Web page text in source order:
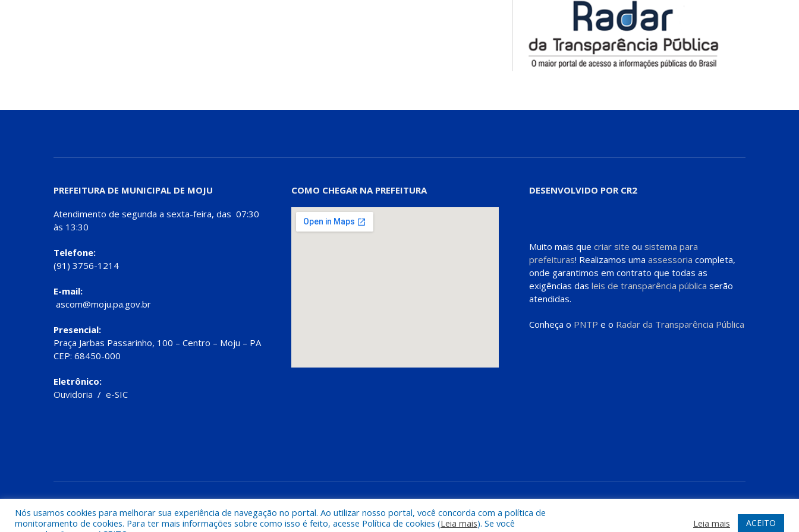
PREFEITURA DE MUNICIPAL DE MOJU
Atendimento de segunda a sexta-feira, das 07:30
às 13:30
Telefone:
(91) 3756-1214
E-mail:
ascom@moju.pa.gov.br
Presencial:
Praça Jarbas Passarinho, 100 – Centro – Moju – PA
CEP: 68450-000
Eletrônico:
Ouvidoria / e-SIC
COMO CHEGAR NA PREFEITURA DESENVOLVIDO POR CR2
Muito mais que criar site ou sistema para
prefeituras! Realizamos uma assessoria completa,
onde garantimos em contrato que todas as
exigências das leis de transparência pública serão
atendidas.
Conheça o PNTP e o Radar da Transparência Pública
Nós usamos cookies para melhorar sua experiência de navegação no portal. Ao utilizar nosso portal, você concorda com a política de
monitoramento de cookies. Para ter mais informações sobre como isso é feito, acesse Política de cookies (Leia mais). Se você
Leia mais ACEITO